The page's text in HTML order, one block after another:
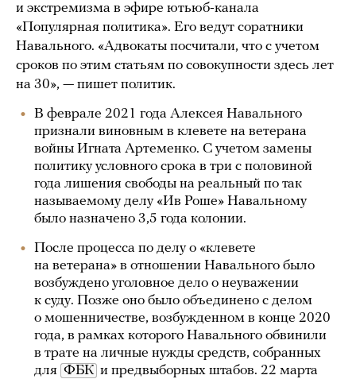
и экстремизма в эфире ютьюб-канала
«Популярная политика». Его ведут соратники
Навального. «Адвокаты посчитали, что с учетом
сроков по этим статьям по совокупности здесь лет
на 30», — пишет политик.
В феврале 2021 года Алексея Навального
признали виновным в клевете на ветерана
войны Игната Артеменко. С учетом замены
политику условного срока в три с половиной
года лишения свободы на реальный по так
называемому делу «Ив Роше» Навальному
было назначено 3,5 года колонии.
После процесса по делу о «клевете
на ветерана» в отношении Навального было
возбуждено уголовное дело о неуважении
к суду. Позже оно было объединено с делом
о мошенничестве, возбужденном в конце 2020
года, в рамках которого Навального обвинили
в трате на личные нужды средств, собранных
для ФБК и предвыборных штабов. 22 марта